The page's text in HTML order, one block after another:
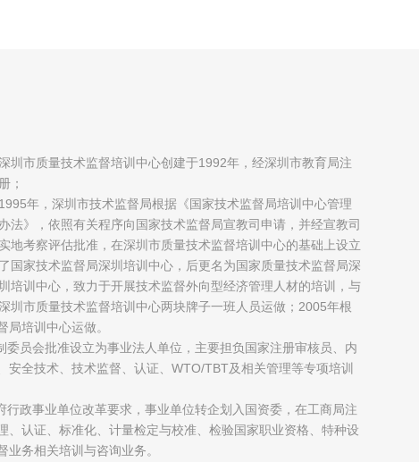
圳市质量技术监督培训中心创建于1992年，经深圳市教育局注
册；
1995年，深圳市技术监督局根据《国家技术监督局培训中心管理
办法》，依照有关程序向国家技术监督局宣教司申请，并经宣教司
实地考察评估批准，在深圳市质量技术监督培训中心的基础上设立
了国家技术监督局深圳培训中心，后更名为国家质量技术监督局深
培训中心，致力于开展技术监督外向型经济管理人材的培训，与
圳市质量技术监督培训中心两块牌子一班人员运做；2005年根
局培训中心运做。
委员会批准设立为事业法人单位，主要担负国家注册审核员、内
安全技术、技术监督、认证、WTO/TBT及相关管理等专项培训
行政事业单位改革要求，事业单位转企划入国资委，在工商局注
、认证、标准化、计量检定与校准、检验国家职业资格、特种设
务相关培训与咨询业务。